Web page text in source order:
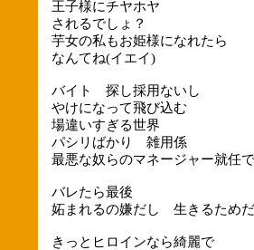
王子様にチヤホヤ
されるでしょ？
芋女の私もお姫様になれたら
なんてね(イエイ)
バイト 探し採用ないし
やけになって飛び込む
場違いすぎる世界
パシリばかり 雑用係
最悪な奴らのマネージャー就任
バレたら最後
妬まれるの嫌だし 生きるため
きっとヒロインなら綺麗で